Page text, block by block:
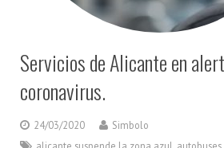
Servicios de Alicante en
coronavirus.
24/03/2020
Simbolo